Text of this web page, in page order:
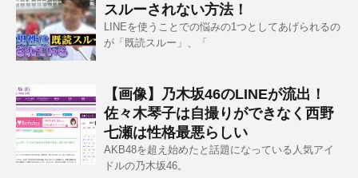
スルーされない方法！
LINEを使うことでの悩みの1つとしてあげられるの
が「既読スルー」、「
【画像】乃木坂46のLINEが流出！
佐々木琴子は自撮りができなく西野
七瀬は性格最悪らしい
AKB48を超え始めたと話題になっている人気アイ
ドルの乃木坂46。